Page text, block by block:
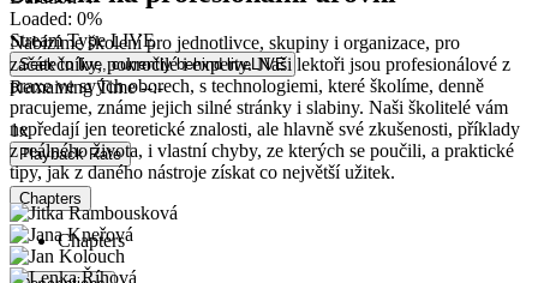
Loaded: 0%
Stream TypeLIVE
Seek to live, currently behind liveLIVE
Remaining Time--:-
1x
Playback Rate
Chapters
Chapters
Nabízíme školení pro jednotlivce, skupiny i organizace, pro
začátečníky, pokročilé i experty. Naši lektoři jsou profesionálové z
praxe ve svých oborech, s technologiemi, které školíme, denně
pracujeme, známe jejich silné stránky i slabiny. Naši školitelé vám
nepředají jen teoretické znalosti, ale hlavně své zkušenosti, příklady
z reálného života, i vlastní chyby, ze kterých se poučili, a praktické
tipy, jak z daného nástroje získat co největší užitek.